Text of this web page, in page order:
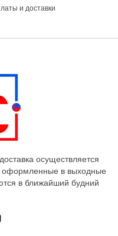
и доставки
осуществляется
оформленные в выходные
в ближайший будний